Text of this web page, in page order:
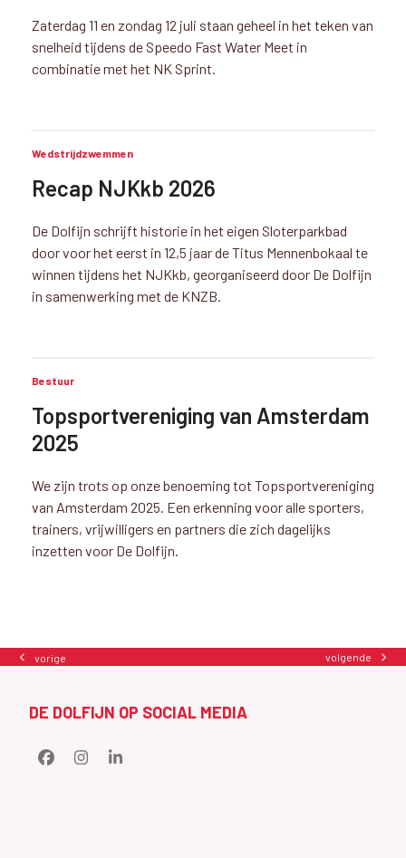
Zaterdag 11 en zondag 12 juli staan geheel in het teken van
snelheid tijdens de Speedo Fast Water Meet in
combinatie met het NK Sprint.
Wedstrijdzwemmen
Recap NJKkb 2026
De Dolfijn schrijft historie in het eigen Sloterparkbad
door voor het eerst in 12,5 jaar de Titus Mennenbokaal te
winnen tijdens het NJKkb, georganiseerd door De Dolfijn
in samenwerking met de KNZB.
Bestuur
Topsportvereniging van Amsterdam
2025
We zijn trots op onze benoeming tot Topsportvereniging
van Amsterdam 2025. Een erkenning voor alle sporters,
trainers, vrijwilligers en partners die zich dagelijks
inzetten voor De Dolfijn.
previous
vorige
next
volgende
DE DOLFIJN OP SOCIAL MEDIA
FacebookInstagramLinkedIn